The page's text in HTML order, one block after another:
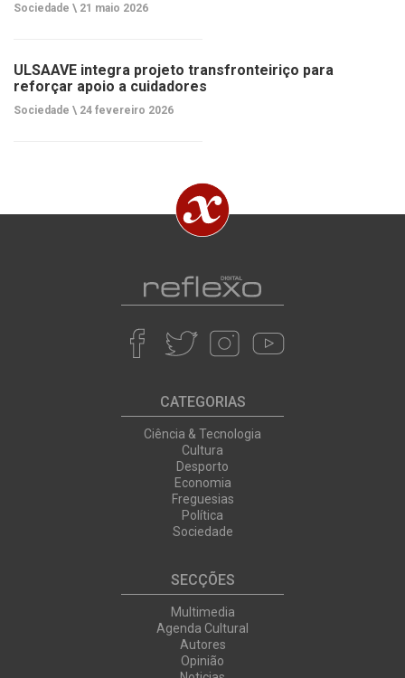
Sociedade \ 21 maio 2026
ULSAAVE integra projeto transfronteiriço para
reforçar apoio a cuidadores
Sociedade \ 24 fevereiro 2026
CATEGORIAS
Ciência & Tecnologia
Cultura
Desporto
Economia
Freguesias
Política
Sociedade
SECÇÕES
Multimedia
Agenda Cultural
Autores
Opinião